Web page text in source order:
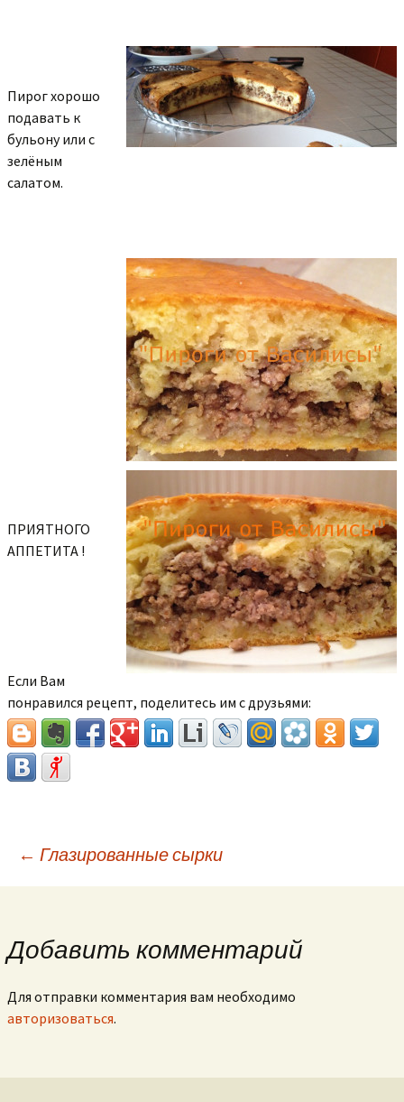
Пирог хорошо
подавать к
бульону или с
зелёным
салатом.
ПРИЯТНОГО
АППЕТИТА !
Если Вам
понравился рецепт, поделитесь им с друзьями:
Навигация по
записям
← Глазированные сырки
Добавить комментарий
Для отправки комментария вам необходимо
авторизоваться.